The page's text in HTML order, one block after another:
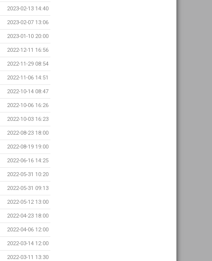
2023-02-13 14:40
2023-02-07 13:06
2023-01-10 20:00
2022-12-11 16:56
2022-11-29 08:54
2022-11-06 14:51
2022-10-14 08:47
2022-10-06 16:26
2022-10-03 16:23
2022-08-23 18:00
2022-08-19 19:00
2022-06-16 14:25
2022-05-31 10:20
2022-05-31 09:13
2022-05-12 13:00
2022-04-23 18:00
2022-04-06 12:00
2022-03-14 12:00
2022-03-11 13:30